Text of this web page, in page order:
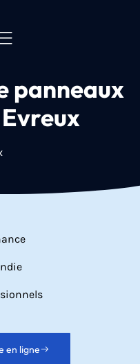
panneaux
en ligne